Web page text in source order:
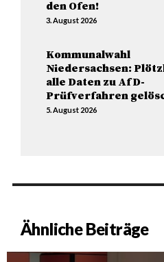
den Ofen!
3. August 2026
Kommunalwahl
Niedersachsen:
alle Daten zu AfD-
Prüfverfahren
5. August 2026
Ähnliche Beiträge